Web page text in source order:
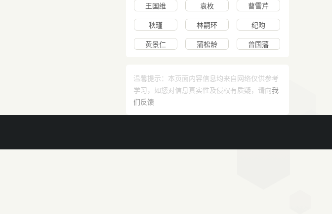
王国维
袁枚
曹雪芹
秋瑾
林嗣环
纪昀
黄景仁
蒲松龄 曾国藩
温馨提示：本页面内容信息均来自网络仅供参考
学习，如您对信息真实性及侵权有质疑，请向我
们反馈